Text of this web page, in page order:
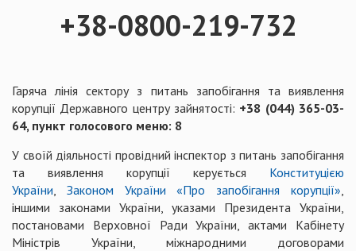
+38-0800-219-732
Гаряча лінія сектору з питань запобігання та виявлення
корупції Державного центру зайнятості: +38 (044) 365-03-
64, пункт голосового меню: 8
У своїй діяльності провідний інспектор з питань запобігання
та виявлення корупції керується Конституцією
України, Законом України «Про запобігання корупції»,
іншими законами України, указами Президента України,
постановами Верховної Ради України, актами Кабінету
Міністрів України, міжнародними договорами